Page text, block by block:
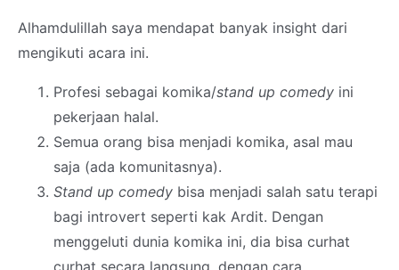
Alhamdulillah saya mendapat banyak insight dari
mengikuti acara ini.
Profesi sebagai komika/stand up comedy ini
pekerjaan halal.
Semua orang bisa menjadi komika, asal mau
saja (ada komunitasnya).
Stand up comedy bisa menjadi salah satu terapi
bagi introvert seperti kak Ardit. Dengan
menggeluti dunia komika ini, dia bisa curhat
curhat secara langsung, dengan cara